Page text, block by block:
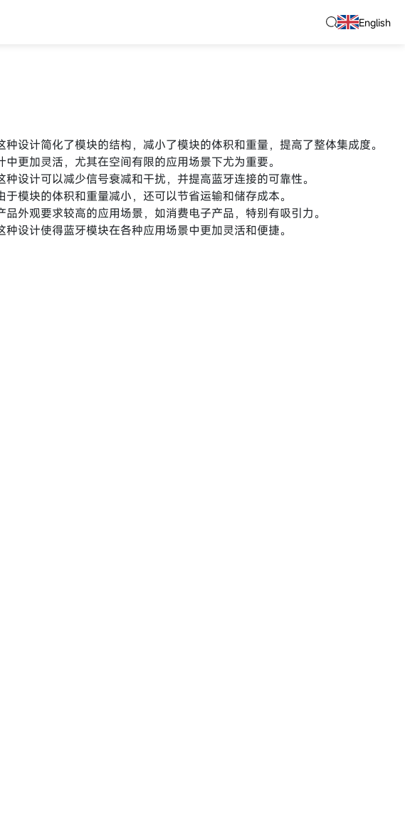
English
设计简化了模块的结构，减小了模块的体积和重量，提高了整体集成度。
更加灵活，尤其在空间有限的应用场景下尤为重要。
设计可以减少信号衰减和干扰，并提高蓝牙连接的可靠性。
模块的体积和重量减小，还可以节省运输和储存成本。
外观要求较高的应用场景，如消费电子产品，特别有吸引力。
设计使得蓝牙模块在各种应用场景中更加灵活和便捷。